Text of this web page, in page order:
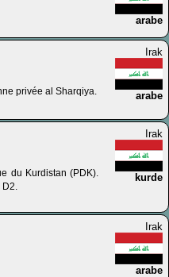
arabe
Irak
arabe
privée al Sharqiya.
Irak
kurde
du Kurdistan (PDK).
D2.
Irak
arabe